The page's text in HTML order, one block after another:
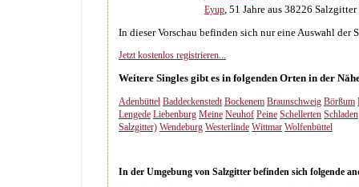
Eyup, 51 Jahre aus 38226 Salzgitter
In dieser Vorschau befinden sich nur eine Auswahl der
Jetzt kostenlos registrieren...
Weitere Singles gibt es in folgenden Orten in der
Adenbüttel Baddeckenstedt Bockenem Braunschweig Börßum
Lengede Liebenburg Meine Neuhof Peine Schellerten Schladen
Salzgitter) Wendeburg Westerlinde Wittmar Wolfenbüttel
In der Umgebung von Salzgitter befinden sich folgende